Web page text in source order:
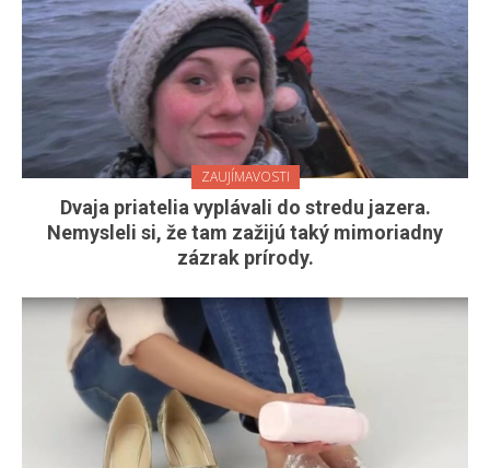
ZAUJÍMAVOSTI
Dvaja priatelia vyplávali do stredu jazera.
Nemysleli si, že tam zažijú taký mimoriadny
zázrak prírody.